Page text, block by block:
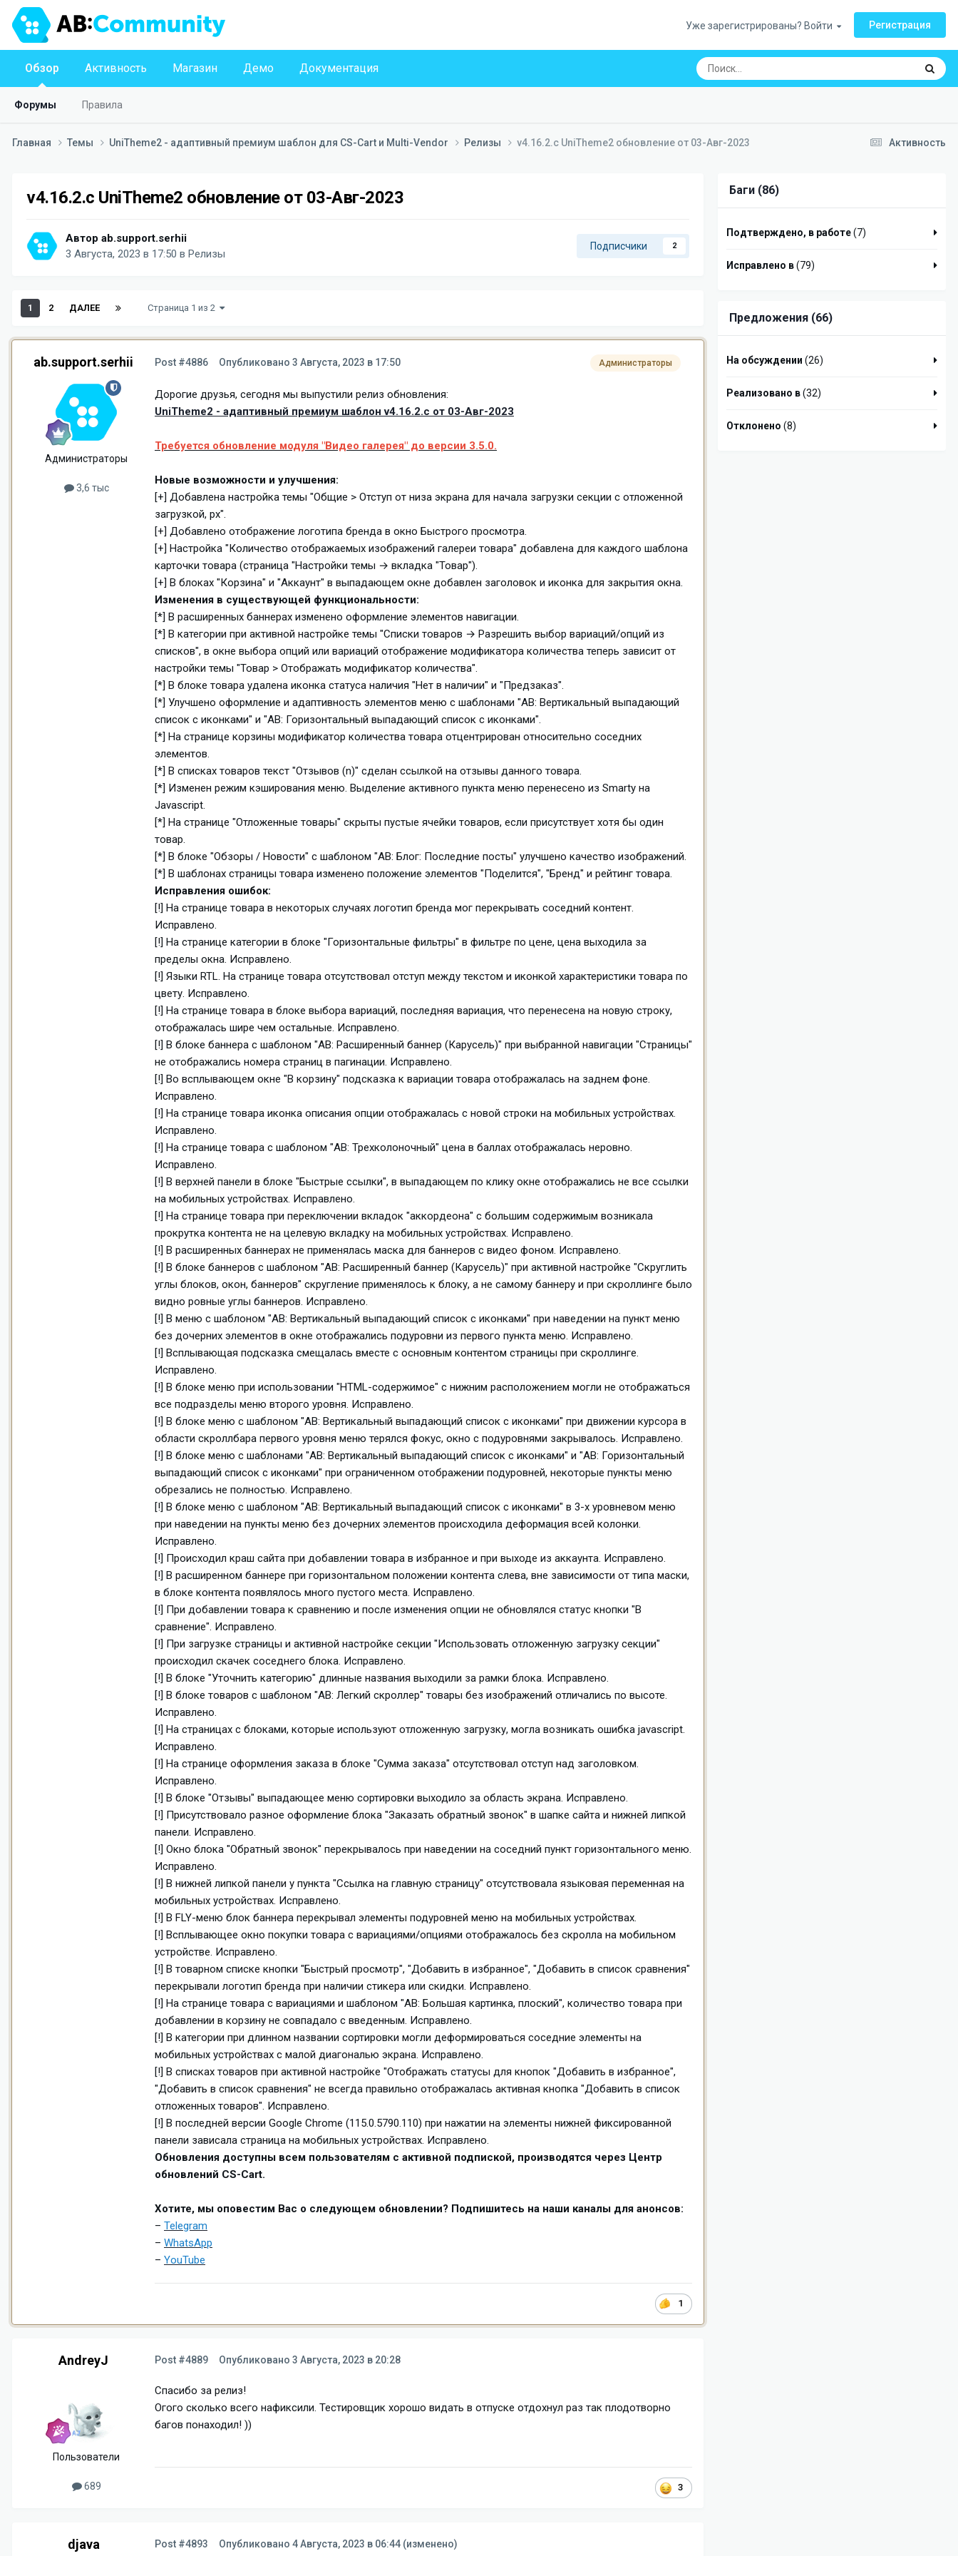
Уже зарегистрированы? Войти Регистрация
Обзор
Форумы Правила
Активность Магазин Демо Документация
Активность
Главная Темы UniTheme2 - адаптивный премиум шаблон для CS-Cart и Multi-Vendor Релизы v4.16.2.c UniTheme2 обновление от 03-Авг-2023
v4.16.2.c UniTheme2 обновление от 03-Авг-2023
Автор ab.support.serhii
3 Августа, 2023 в 17:50 в Релизы
Подписчики 2
1 2 ДАЛЕЕ Страница 1 из 2
ab.support.serhii
Администраторы
3,6 тыс
Администраторы
Post #4886 Опубликовано 3 Августа, 2023 в 17:50
Дорогие друзья, сегодня мы выпустили релиз обновления:
UniTheme2 - адаптивный премиум шаблон v4.16.2.c от 03-Авг-2023
Требуется обновление модуля "Видео галерея" до версии 3.5.0.
Новые возможности и улучшения:
[+] Добавлена настройка темы "Общие > Отступ от низа экрана для начала загрузки секции с отложенной
загрузкой, px".
[+] Добавлено отображение логотипа бренда в окно Быстрого просмотра.
[+] Настройка "Количество отображаемых изображений галереи товара" добавлена для каждого шаблона
карточки товара (страница "Настройки темы → вкладка "Товар").
[+] В блоках "Корзина" и "Аккаунт" в выпадающем окне добавлен заголовок и иконка для закрытия окна.
Изменения в существующей функциональности:
[*] В расширенных баннерах изменено оформление элементов навигации.
[*] В категории при активной настройке темы "Списки товаров → Разрешить выбор вариаций/опций из
списков", в окне выбора опций или вариаций отображение модификатора количества теперь зависит от
настройки темы "Товар > Отображать модификатор количества".
[*] В блоке товара удалена иконка статуса наличия "Нет в наличии" и "Предзаказ".
[*] Улучшено оформление и адаптивность элементов меню с шаблонами "AB: Вертикальный выпадающий
список с иконками" и "AB: Горизонтальный выпадающий список с иконками".
[*] На странице корзины модификатор количества товара отцентрирован относительно соседних
элементов.
[*] В списках товаров текст "Отзывов (n)" сделан ссылкой на отзывы данного товара.
[*] Изменен режим кэширования меню. Выделение активного пункта меню перенесено из Smarty на
Javascript.
[*] На странице "Отложенные товары" скрыты пустые ячейки товаров, если присутствует хотя бы один
товар.
[*] В блоке "Обзоры / Новости" с шаблоном "AB: Блог: Последние посты" улучшено качество изображений.
[*] В шаблонах страницы товара изменено положение элементов "Поделится", "Бренд" и рейтинг товара.
Исправления ошибок:
[!] На странице товара в некоторых случаях логотип бренда мог перекрывать соседний контент.
Исправлено.
[!] На странице категории в блоке "Горизонтальные фильтры" в фильтре по цене, цена выходила за
пределы окна. Исправлено.
[!] Языки RTL. На странице товара отсутствовал отступ между текстом и иконкой характеристики товара по
цвету. Исправлено.
[!] На странице товара в блоке выбора вариаций, последняя вариация, что перенесена на новую строку,
отображалась шире чем остальные. Исправлено.
[!] В блоке баннера с шаблоном "AB: Расширенный баннер (Карусель)" при выбранной навигации "Страницы"
не отображались номера страниц в пагинации. Исправлено.
[!] Во всплывающем окне "В корзину" подсказка к вариации товара отображалась на заднем фоне.
Исправлено.
[!] На странице товара иконка описания опции отображалась с новой строки на мобильных устройствах.
Исправлено.
[!] На странице товара с шаблоном "AB: Трехколоночный" цена в баллах отображалась неровно.
Исправлено.
[!] В верхней панели в блоке "Быстрые ссылки", в выпадающем по клику окне отображались не все ссылки
на мобильных устройствах. Исправлено.
[!] На странице товара при переключении вкладок "аккордеона" с большим содержимым возникала
прокрутка контента не на целевую вкладку на мобильных устройствах. Исправлено.
[!] В расширенных баннерах не применялась маска для баннеров с видео фоном. Исправлено.
[!] В блоке баннеров с шаблоном "AB: Расширенный баннер (Карусель)" при активной настройке "Скруглить
углы блоков, окон, баннеров" скругление применялось к блоку, а не самому баннеру и при скроллинге было
видно ровные углы баннеров. Исправлено.
[!] В меню с шаблоном "AB: Вертикальный выпадающий список с иконками" при наведении на пункт меню
без дочерних элементов в окне отображались подуровни из первого пункта меню. Исправлено.
[!] Всплывающая подсказка смещалась вместе с основным контентом страницы при скроллинге.
Исправлено.
[!] В блоке меню при использовании "HTML-содержимое" с нижним расположением могли не отображаться
все подразделы меню второго уровня. Исправлено.
[!] В блоке меню с шаблоном "AB: Вертикальный выпадающий список с иконками" при движении курсора в
области скроллбара первого уровня меню терялся фокус, окно с подуровнями закрывалось. Исправлено.
[!] В блоке меню с шаблонами "AB: Вертикальный выпадающий список с иконками" и "AB: Горизонтальный
выпадающий список с иконками" при ограниченном отображении подуровней, некоторые пункты меню
обрезались не полностью. Исправлено.
[!] В блоке меню с шаблоном "AB: Вертикальный выпадающий список с иконками" в 3-х уровневом меню
при наведении на пункты меню без дочерних элементов происходила деформация всей колонки.
Исправлено.
[!] Происходил краш сайта при добавлении товара в избранное и при выходе из аккаунта. Исправлено.
[!] В расширенном баннере при горизонтальном положении контента слева, вне зависимости от типа маски,
в блоке контента появлялось много пустого места. Исправлено.
[!] При добавлении товара к сравнению и после изменения опции не обновлялся статус кнопки "В
сравнение". Исправлено.
[!] При загрузке страницы и активной настройке секции "Использовать отложенную загрузку секции"
происходил скачек соседнего блока. Исправлено.
[!] В блоке "Уточнить категорию" длинные названия выходили за рамки блока. Исправлено.
[!] В блоке товаров с шаблоном "AB: Легкий скроллер" товары без изображений отличались по высоте.
Исправлено.
[!] На страницах с блоками, которые используют отложенную загрузку, могла возникать ошибка javascript.
Исправлено.
[!] На странице оформления заказа в блоке "Сумма заказа" отсутствовал отступ над заголовком.
Исправлено.
[!] В блоке "Отзывы" выпадающее меню сортировки выходило за область экрана. Исправлено.
[!] Присутствовало разное оформление блока "Заказать обратный звонок" в шапке сайта и нижней липкой
панели. Исправлено.
[!] Окно блока "Обратный звонок" перекрывалось при наведении на соседний пункт горизонтального меню.
Исправлено.
[!] В нижней липкой панели у пункта "Ссылка на главную страницу" отсутствовала языковая переменная на
мобильных устройствах. Исправлено.
[!] В FLY-меню блок баннера перекрывал элементы подуровней меню на мобильных устройствах.
[!] Всплывающее окно покупки товара с вариациями/опциями отображалось без скролла на мобильном
устройстве. Исправлено.
[!] В товарном списке кнопки "Быстрый просмотр", "Добавить в избранное", "Добавить в список сравнения"
перекрывали логотип бренда при наличии стикера или скидки. Исправлено.
[!] На странице товара с вариациями и шаблоном "AB: Большая картинка, плоский", количество товара при
добавлении в корзину не совпадало с введенным. Исправлено.
[!] В категории при длинном названии сортировки могли деформироваться соседние элементы на
мобильных устройствах с малой диагональю экрана. Исправлено.
[!] В списках товаров при активной настройке "Отображать статусы для кнопок "Добавить в избранное",
"Добавить в список сравнения" не всегда правильно отображалась активная кнопка "Добавить в список
отложенных товаров". Исправлено.
[!] В последней версии Google Chrome (115.0.5790.110) при нажатии на элементы нижней фиксированной
панели зависала страница на мобильных устройствах. Исправлено.
Обновления доступны всем пользователям с активной подпиской, производятся через Центр
обновлений CS-Cart.
Хотите, мы оповестим Вас о следующем обновлении? Подпишитесь на наши каналы для анонсов:
– Telegram
– WhatsApp
– YouTube
1
AndreyJ
Пользователи
689
Post #4889 Опубликовано 3 Августа, 2023 в 20:28
Спасибо за релиз!
Огого сколько всего нафиксили. Тестировщик хорошо видать в отпуске отдохнул раз так плодотворно
багов понаходил! ))
3
djava Post #4893 Опубликовано 4 Августа, 2023 в 06:44 (изменено)
Баги (86)
Подтверждено, в работе(7)
Исправлено в(79)
Предложения (66)
На обсуждении (26)
Реализовано в(32)
Отклонено (8)